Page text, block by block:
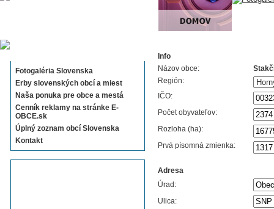
Fotogaléria Slovenska
Erby slovenských obcí a miest
Naša ponuka pre obce a mestá
Cenník reklamy na stránke E-
OBCE.sk
Úplný zoznam obcí Slovenska
Kontakt
Info
Názov obce:
Región:
IČO:
Počet obyvateľov:
Rozloha (ha):
Prvá písomná zmienka:
Adresa
Úrad:
Ulica: